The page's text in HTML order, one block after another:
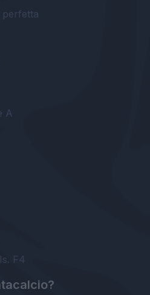
perfetta
A
F4